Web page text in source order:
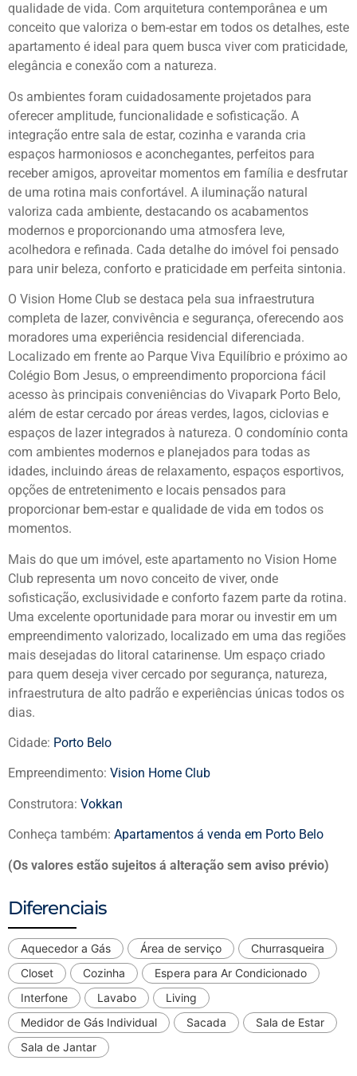
qualidade de vida. Com arquitetura contemporânea e um
conceito que valoriza o bem-estar em todos os detalhes, este
apartamento é ideal para quem busca viver com praticidade,
elegância e conexão com a natureza.
Os ambientes foram cuidadosamente projetados para
oferecer amplitude, funcionalidade e sofisticação. A
integração entre sala de estar, cozinha e varanda cria
espaços harmoniosos e aconchegantes, perfeitos para
receber amigos, aproveitar momentos em família e desfrutar
de uma rotina mais confortável. A iluminação natural
valoriza cada ambiente, destacando os acabamentos
modernos e proporcionando uma atmosfera leve,
acolhedora e refinada. Cada detalhe do imóvel foi pensado
para unir beleza, conforto e praticidade em perfeita sintonia.
O Vision Home Club se destaca pela sua infraestrutura
completa de lazer, convivência e segurança, oferecendo aos
moradores uma experiência residencial diferenciada.
Localizado em frente ao Parque Viva Equilíbrio e próximo ao
Colégio Bom Jesus, o empreendimento proporciona fácil
acesso às principais conveniências do Vivapark Porto Belo,
além de estar cercado por áreas verdes, lagos, ciclovias e
espaços de lazer integrados à natureza. O condomínio conta
com ambientes modernos e planejados para todas as
idades, incluindo áreas de relaxamento, espaços esportivos,
opções de entretenimento e locais pensados para
proporcionar bem-estar e qualidade de vida em todos os
momentos.
Mais do que um imóvel, este apartamento no Vision Home
Club representa um novo conceito de viver, onde
sofisticação, exclusividade e conforto fazem parte da rotina.
Uma excelente oportunidade para morar ou investir em um
empreendimento valorizado, localizado em uma das regiões
mais desejadas do litoral catarinense. Um espaço criado
para quem deseja viver cercado por segurança, natureza,
infraestrutura de alto padrão e experiências únicas todos os
dias.
Cidade: Porto Belo
Empreendimento: Vision Home Club
Construtora: Vokkan
Conheça também: Apartamentos á venda em Porto Belo
(Os valores estão sujeitos á alteração sem aviso prévio)
Diferenciais
Aquecedor a Gás Área de serviço
Churrasqueira
Closet
Cozinha
Espera para Ar Condicionado
Interfone
Lavabo
Living
Medidor de Gás Individual
Sacada
Sala de Estar
Sala de Jantar